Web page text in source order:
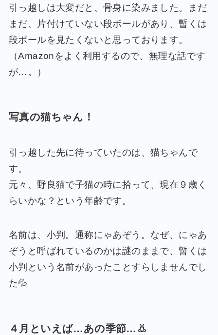
引っ越しは大変だと、骨身に染みました。まだ
まだ、片付けていない段ボールがあり、暫くは
段ボールを見たくないと思っております。
（Amazonをよく利用するので、無理な話です
が…。）
写真の猫ちゃん！
引っ越した先に待っていたのは、猫ちゃんで
す。
元々、野良猫で子猫の時に拾って、現在９歳く
らいかな？という年齢です。
名前は、小判。通称にゃあぞう。なぜ、にゃあ
ぞうと呼ばれているのかは謎のままで、暫くは
小判という名前があったことすらしませんでし
た💦
４月といえば…あの季節…👃